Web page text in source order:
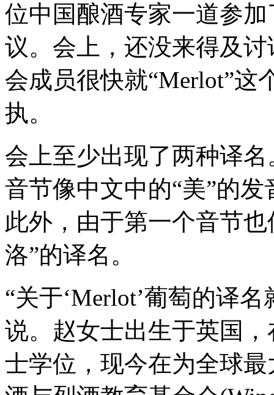
位中国酿酒专家一道参
议。会上，还没来得及
会成员很快就“Merlot”这
执。
会上至少出现了两种译
音节像中文中的“美”的
此外，由于第一个音节
洛”的译名。
“关于‘Merlot’葡萄的译
说。赵女士出生于英国
士学位，现今在为全球